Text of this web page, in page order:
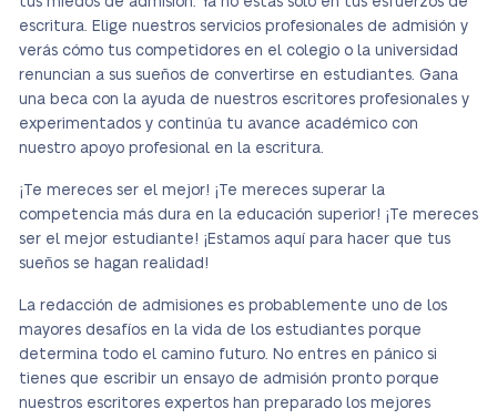
escritura. Elige nuestros servicios profesionales de admisión y
verás cómo tus competidores en el colegio o la universidad
renuncian a sus sueños de convertirse en estudiantes. Gana
una beca con la ayuda de nuestros escritores profesionales y
experimentados y continúa tu avance académico con
nuestro apoyo profesional en la escritura.
¡Te mereces ser el mejor! ¡Te mereces superar la
competencia más dura en la educación superior! ¡Te mereces
ser el mejor estudiante! ¡Estamos aquí para hacer que tus
sueños se hagan realidad!
La redacción de admisiones es probablemente uno de los
mayores desafíos en la vida de los estudiantes porque
determina todo el camino futuro. No entres en pánico si
tienes que escribir un ensayo de admisión pronto porque
nuestros escritores expertos han preparado los mejores